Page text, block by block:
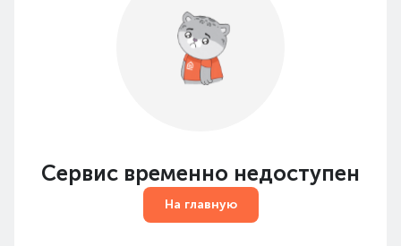
Сервис временно недоступен
На главную